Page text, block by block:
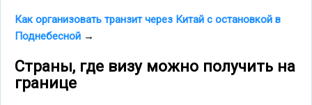
Как организовать транзит через Китай с остановкой в
Поднебесной →
Страны, где визу можно получить на
границе